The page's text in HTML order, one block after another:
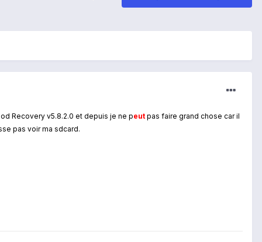
Recovery v5.8.2.0 et depuis je ne peutpas faire grand chose car il
pas voir ma sdcard.